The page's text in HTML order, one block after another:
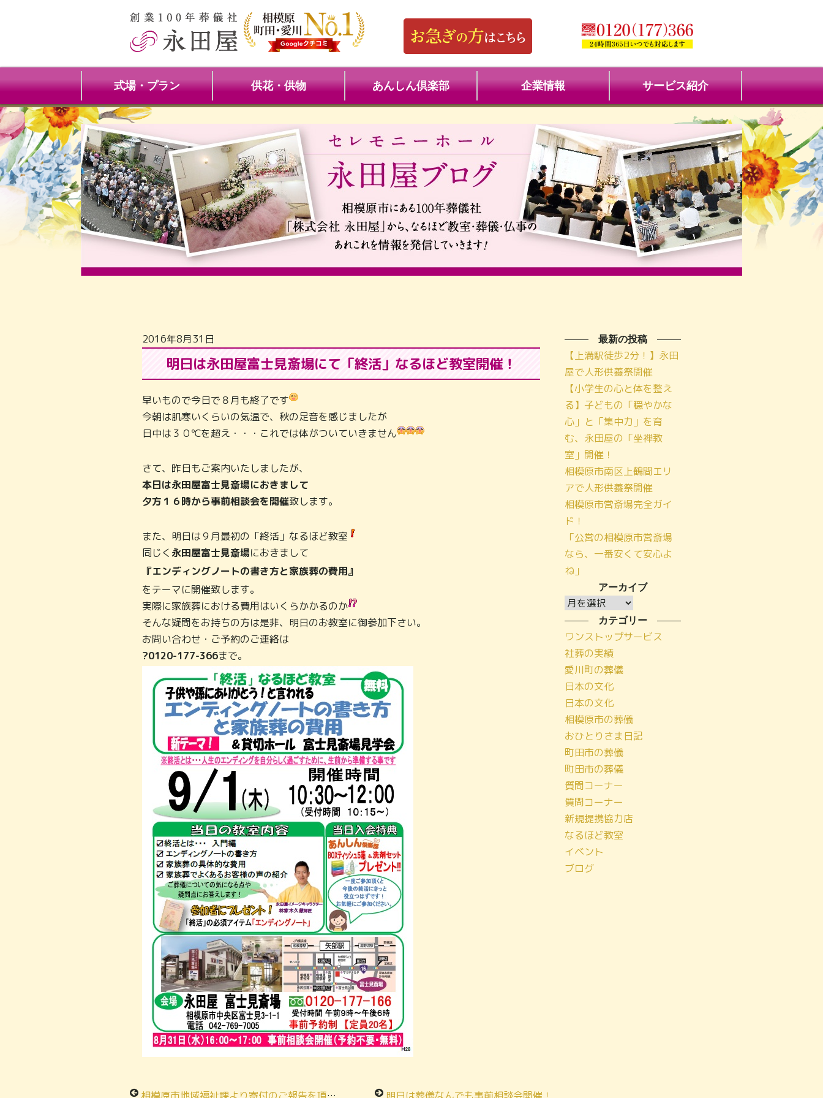
式場・プラン 供花・供物 あんしん倶楽部 企業情報 サービス紹介
2016年8月31日
明日は永田屋富士見斎場にて「終活」なるほど教室開催！
早いもので今日で８月も終了です
今朝は肌寒いくらいの気温で、秋の足音を感じましたが
日中は３０℃を超え・・・これでは体がついていきません
さて、昨日もご案内いたしましたが、
本日は永田屋富士見斎場におきまして
夕方１６時から事前相談会を開催致します。
また、明日は９月最初の「終活」なるほど教室
同じく 永田屋富士見斎場におきまして
『エンディングノートの書き方と家族葬の費用』
をテーマに開催致します。
実際に家族葬における費用はいくらかかるのか
そんな疑問をお持ちの方は是非、明日のお教室に御参加下さい。
お問い合わせ・ご予約のご連絡は
?0120-177-366まで。
最新の投稿
【上溝駅徒歩2分！】永田
屋で人形供養祭開催
【小学生の心と体を整え
る】子どもの「穏やかな
心」と「集中力」を育
む、永田屋の「坐禅教
室」開催！
相模原市南区上鶴間エリ
アで人形供養祭開催
相模原市営斎場完全ガイ
ド！
「公営の相模原市営斎場
なら、一番安くて安心よ
ね」
アーカイブ
ア
ー
カ
イ
ブ
カテゴリー
ワンストップサービス
社葬の実績
愛川町の葬儀
日本の文化
日本の文化
相模原市の葬儀
おひとりさま日記
町田市の葬儀
町田市の葬儀
質問コーナー
質問コーナー
新規提携協力店
なるほど教室
イベント
ブログ